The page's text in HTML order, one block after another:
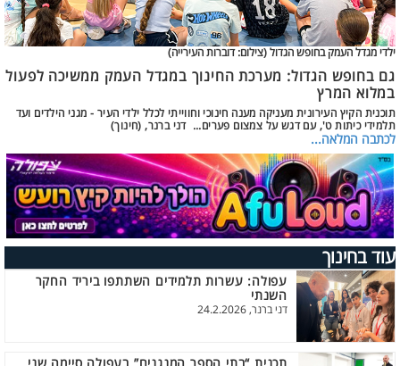
ילדי מגדל העמק בחופש הגדול (צילום: דוברות העירייה)
גם בחופש הגדול: מערכת החינוך במגדל העמק ממשיכה לפעול
במלוא המרץ
תוכנית הקיץ העירונית מעניקה מענה חינוכי וחווייתי לכלל ילדי העיר - מגני הילדים ועד
תלמידי כיתות ט', עם דגש על צמצום פערים... דני ברנר, (חינוך)
לכתבה המלאה...
עוד בחינוך
עפולה: עשרות תלמידים השתתפו ביריד החקר
השנתי
דני ברנר, 24.2.2026